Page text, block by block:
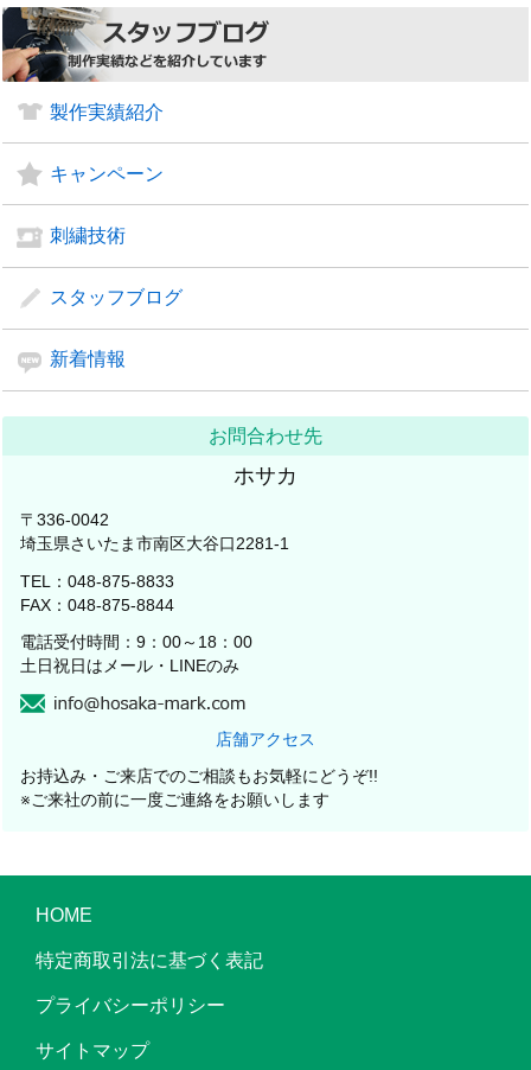
製作実績紹介
キャンペーン
刺繍技術
スタッフブログ
新着情報
お問合わせ先
ホサカ
〒336-0042
埼玉県さいたま市南区大谷口2281-1
TEL：048-875-8833
FAX：048-875-8844
電話受付時間：9：00～18：00
土日祝日はメール・LINEのみ
店舗アクセス
お持込み・ご来店でのご相談もお気軽にどうぞ!!
※ご来社の前に一度ご連絡をお願いします
HOME
特定商取引法に基づく表記
プライバシーポリシー
サイトマップ